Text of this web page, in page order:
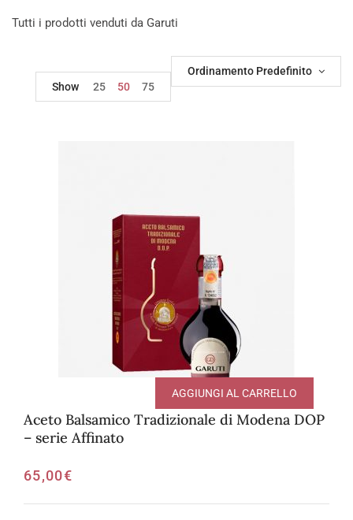
Tutti i prodotti venduti da Garuti
Ordinamento Predefinito
Show
25 50 75
Aceto Balsamico Tradizionale di Modena DOP
– serie Affinato
65,00€
AGGIUNGI AL CARRELLO